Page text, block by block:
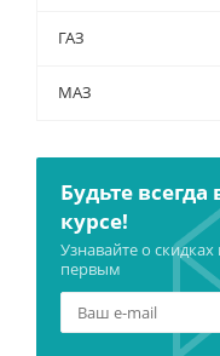
ГАЗ
МАЗ
Будьте всегда
курсе!
Узнавайте о
первым